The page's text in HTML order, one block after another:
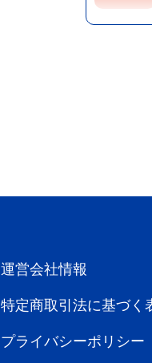
みつば
福岡市
ア
運営会社情報
特定商取引法に基づく
プライバシーポリシー